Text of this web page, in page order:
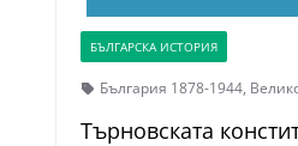
БЪЛГАРСКА ИСТОРИЯ
България 1878-1944,
Търновската